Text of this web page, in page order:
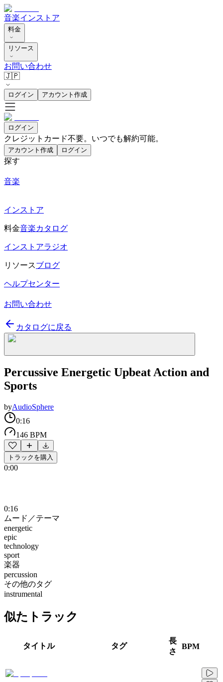
音楽インストア
料金
リソース
お問い合わせ
🇯🇵
ログイン アカウント作成
ログイン
クレジットカード不要。いつでも解約可能。
アカウント作成 ログイン
探す
音楽
インストア
料金音楽カタログ
インストアラジオ
リソースブログ
ヘルプセンター
お問い合わせ
カタログに戻る
Percussive Energetic Upbeat Action and
Sports
byAudioSphere
0:16
146 BPM
トラックを購入
0:00
0:16
ムード／テーマ
energetic
epic
technology
sport
楽器
percussion
その他のタグ
instrumental
似たトラック
タイトル タグ
長
さ
BPM